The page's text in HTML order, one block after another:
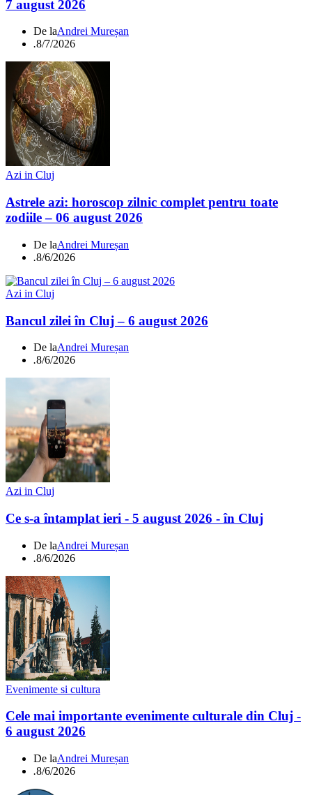
7 august 2026
De laAndrei Mureșan
.8/7/2026
Azi in Cluj
Astrele azi: horoscop zilnic complet pentru toate
zodiile – 06 august 2026
De laAndrei Mureșan
.8/6/2026
Azi in Cluj
Bancul zilei în Cluj – 6 august 2026
De laAndrei Mureșan
.8/6/2026
Azi in Cluj
Ce s-a întamplat ieri - 5 august 2026 - în Cluj
De laAndrei Mureșan
.8/6/2026
Evenimente si cultura
Cele mai importante evenimente culturale din Cluj -
6 august 2026
De laAndrei Mureșan
.8/6/2026